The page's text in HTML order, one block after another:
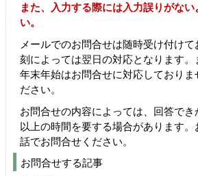
また、入力する際には入力誤りがない
い。
メールでのお問合せは随時受け付け
刻によっては翌日の対応となります。
年末年始はお問合せに対応しておりま
ださい。
お問合せの内容によっては、回答でき
以上の時間を要する場合があります
話でお問合せください。
お問合せする記事